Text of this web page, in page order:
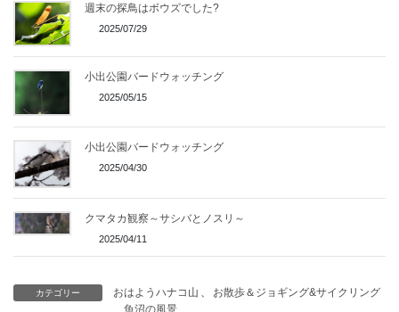
週末の探鳥はボウズでした?
2025/07/29
小出公園バードウォッチング
2025/05/15
小出公園バードウォッチング
2025/04/30
クマタカ観察～サシバとノスリ～
2025/04/11
カテゴリー おはようハナコ山 、
お散歩＆ジョギング&サイクリング